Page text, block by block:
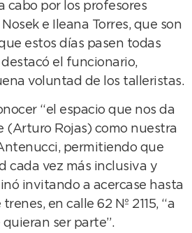
cabo por los profesores
e Ileana Torres, que son
estos días pasen todas
el funcionario,
voluntad de los talleristas.
“el espacio que nos da
Rojas) como nuestra
permitiendo que
cada vez más inclusiva y
invitando a acercase hasta
en calle 62 Nº 2115, “a
ser parte”.